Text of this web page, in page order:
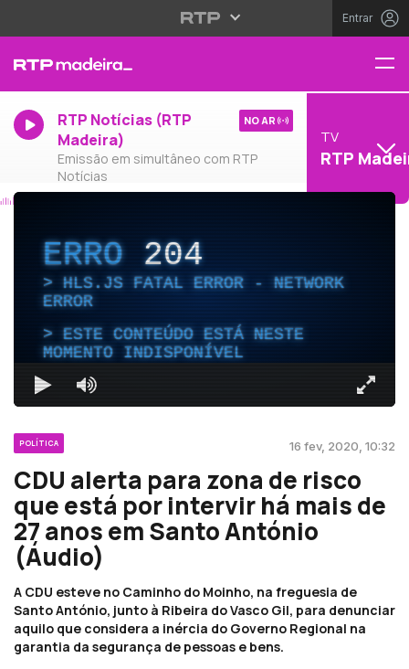
Entrar
RTP Notícias (RTP
Madeira)
Emissão em simultâneo com RTP
Notícias
NO AR
TV
RTP
ERRO204
HLS.JS FATAL ERROR - NETWORK
ERROR
ESTE CONTEÚDO ESTÁ NESTE
MOMENTO INDISPONÍVEL
POLÍTICA 16 fev, 2020, 10:32
CDU alerta para zona de risco
que está por intervir há mais de
27 anos em Santo António
(Áudio)
A CDU esteve no Caminho do Moinho, na freguesia de
Santo António, junto à Ribeira do Vasco Gil, para denunciar
aquilo que considera a inércia do Governo Regional na
garantia da segurança de pessoas e bens.